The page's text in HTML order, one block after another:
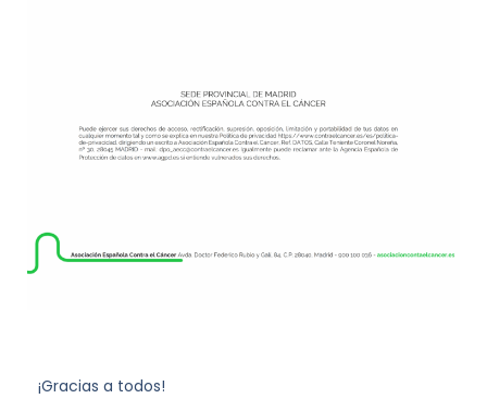
¡Gracias a todos!